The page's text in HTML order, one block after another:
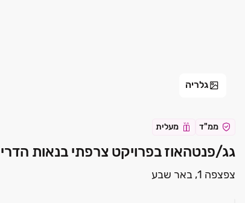
גלריה
ממ"ד מעלית
גג/פנטהאוז בפרויקט צרפתי בנאות
צפצפה 1, באר שבע